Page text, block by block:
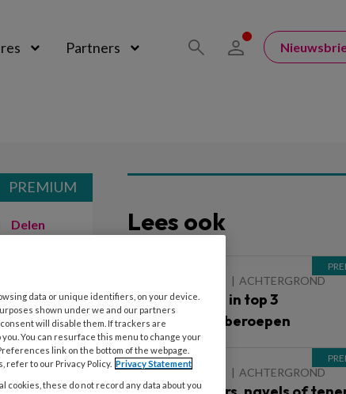
Partners
Delen
doen
PREMIUM
Lees ook
ACHTERGROND
Kinderopvang in top 3
ziekteverzuimberoepen
5 AUGUSTUS 2026 ACHTERGROND
data or unique identifiers, on your device.
shown under we and our partners
will disable them. If trackers are
You can resurface this menu to change your
link on the bottom of the webpage.
refer to our Privacy Policy. Privacy Statement
these do not record any data about you